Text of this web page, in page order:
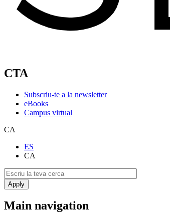
CTA
Subscriu-te a la newsletter
eBooks
Campus virtual
CA
ES
CA
Main navigation